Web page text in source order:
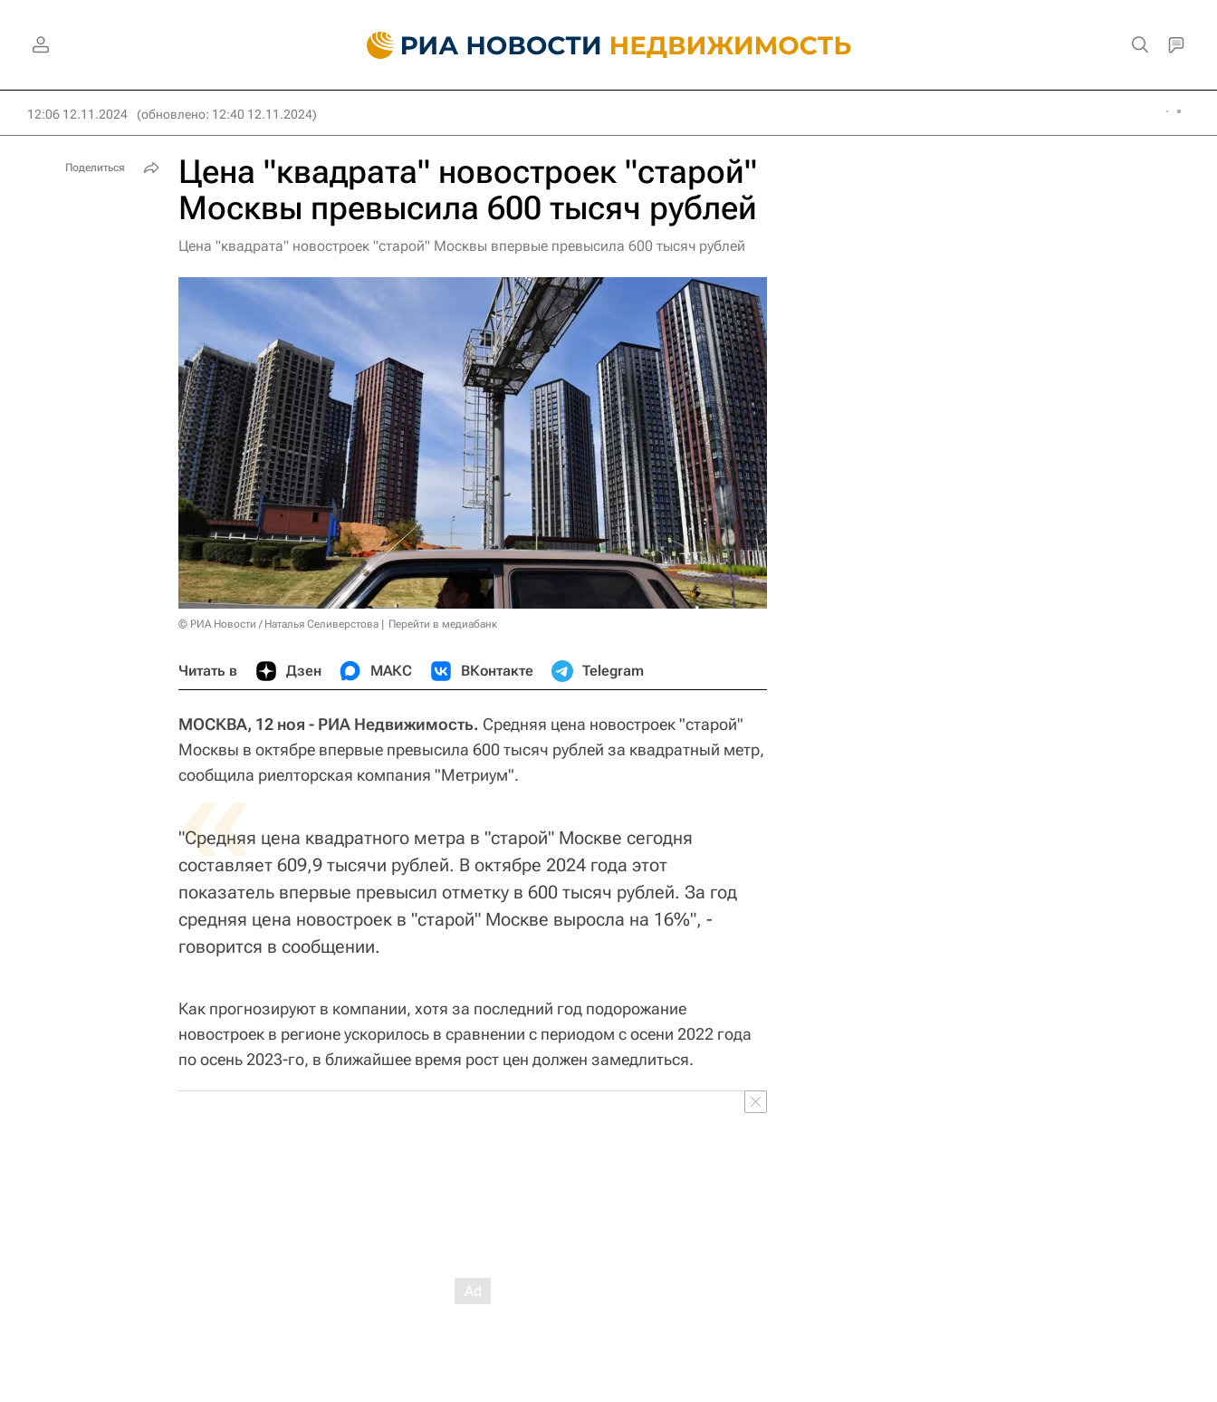
12:06 12.11.2024 (обновлено: 12:40 12.11.2024)
Цена "квадрата" новостроек "старой"
Москвы превысила 600 тысяч рублей
Цена "квадрата" новостроек "старой" Москвы впервые превысила 600 тысяч рублей
© РИА Новости / Наталья Селиверстова Перейти в медиабанк
Читать в Дзен МАКС ВКонтакте Telegram
МОСКВА, 12 ноя - РИА Недвижимость. Средняя цена новостроек "старой"
Москвы в октябре впервые превысила 600 тысяч рублей за квадратный метр,
сообщила риелторская компания "Метриум".
«
"Средняя цена квадратного метра в "старой" Москве сегодня
составляет 609,9 тысячи рублей. В октябре 2024 года этот
показатель впервые превысил отметку в 600 тысяч рублей. За год
средняя цена новостроек в "старой" Москве выросла на 16%", -
говорится в сообщении.
Как прогнозируют в компании, хотя за последний год подорожание
новостроек в регионе ускорилось в сравнении с периодом с осени 2022 года
по осень 2023-го, в ближайшее время рост цен должен замедлиться.
Поделиться